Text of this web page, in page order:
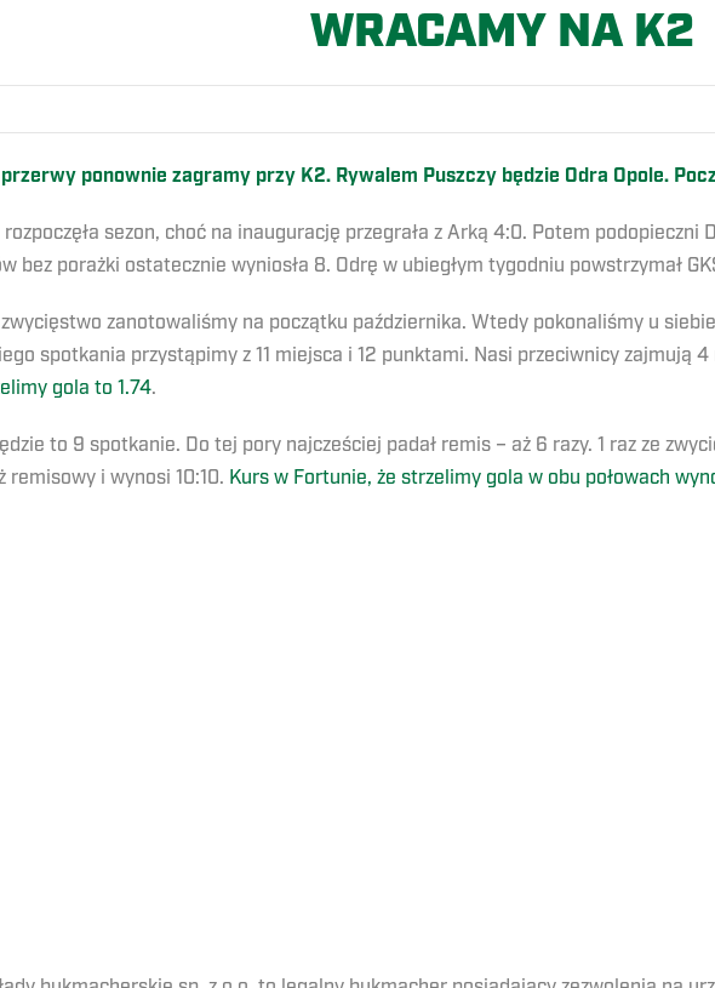
WRACAMY NA K2
ponownie zagramy przy K2. Rywalem Puszczy będzie Odra Opole.
sezon, choć na inaugurację przegrała z Arką 4:0. Potem
bez porażki ostatecznie wyniosła 8. Odrę w ubiegłym tygodniu powstrzymał
zanotowaliśmy na początku października. Wtedy pokonaliśmy u
spotkania przystąpimy z 11 miejsca i 12 punktami. Nasi przeciwnicy zajmują
gola to 1.74.
to 9 spotkanie. Do tej pory najcześciej padał remis – aż 6 razy. 1 raz ze
i wynosi 10:10. Kurs w Fortunie, że strzelimy gola w obu połowach